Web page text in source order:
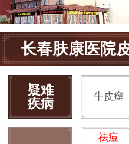
长春肤康医院
疑难
疾病
牛皮癣
祛痘